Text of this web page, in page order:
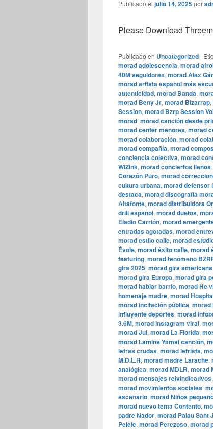
Publicado el julio 14, 2025por
Please Download
Publicado en Uncategorized |
morad adolescencia, morad
40M seguidores, morad Alex
morad artista español más
autenticidad, morad Banda,
morad Beny Jr, morad Bizarrap,
Session, morad Bzrp Session
morad, morad canción desde
morad center menores, morad
morad colaboración, morad
morad compañía, morad
conciencia colectiva, morad
WiZink, morad conciertos llenos,
Corazón Puro, morad
cultura urbana, morad defensor
destaca, morad discografía
Altafonte, morad distribuidora
drill español, morad duetos,
Eladio Carrión, morad
entradas agotadas, morad
morad estilo calle, morad
Évole, morad éxito calle, morad
featuring, morad fenómeno
gira 2025, morad gira americana
morad gira Europa, morad gira
morad hablar barrio, morad He
homenaje madre, morad
morad incitación pública, morad
influyente deportes, morad
3.6M, morad Instagram viral,
morad Jul, morad La Florida,
morad Lamine Yamal canción,
letras crudas, morad letrista,
M.D.L.R, morad madre Larache,
analógica, morad MDLR, morad
morad mensajes reivindicativos,
morad movimientos sociales,
escenario, morad Niños
morad nuevo tema Contento,
padre Nador, morad Palau Sant
Pelele, morad Perezoso, morad